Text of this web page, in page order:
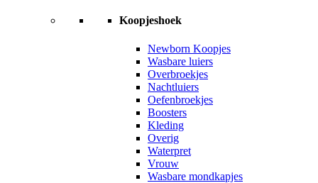
Koopjeshoek
Newborn Koopjes
Wasbare luiers
Overbroekjes
Nachtluiers
Oefenbroekjes
Boosters
Kleding
Overig
Waterpret
Vrouw
Wasbare mondkapjes